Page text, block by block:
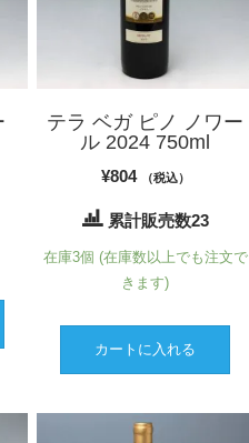
テラ ベガ ピノ ノワー
ル 2024 750ml
¥804 （税込）
累計販売数23
在庫3個 (在庫数以上でも注文で
きます)
カートに入れる